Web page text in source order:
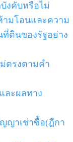
งคับหรือไม่
ามโอนและความ
ที่ดินของรัฐอย่าง
ตรงตามคำ
ละผลทาง
ญาเช่าซื้อ(ฎีกา